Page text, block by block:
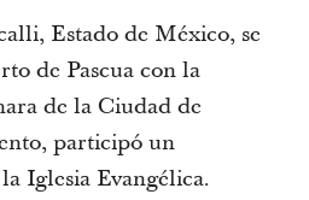
Estado de México, se
de Pascua con la
de la Ciudad de
participó un
Iglesia Evangélica.